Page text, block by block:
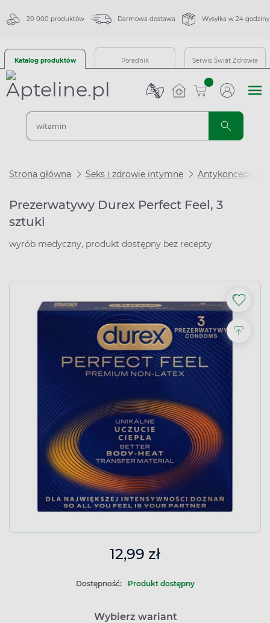
20 000 produktów Darmowa dostawa Wysyłka w 24 godziny
Katalog produktów Poradnik Serwis Świat Zdrowia
sztuk
Strona główna Seks i zdrowie intymne Antykoncepcja
Prezerwatywy Durex Perfect Feel, 3
sztuki
wyrób medyczny, produkt dostępny bez recepty
12,99 zł
Dostępność: Produkt dostępny
Wybierz wariant